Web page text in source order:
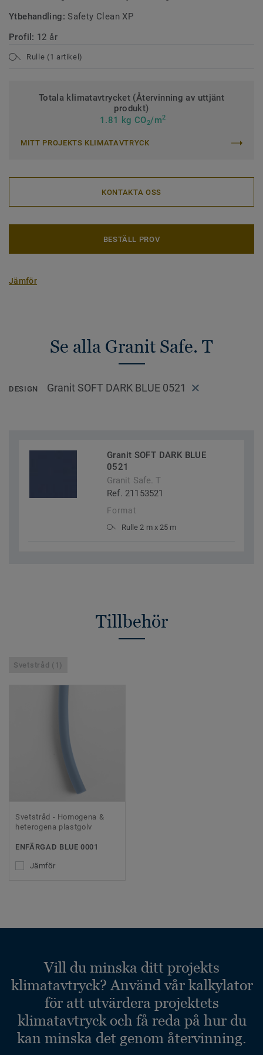
Ytbehandling:Safety Clean XP
Profil: 12 år
Rulle (1 artikel)
Totala klimatavtrycket (Återvinning av uttjänt
produkt)
1.81 kg CO2/m2
MITT PROJEKTS KLIMATAVTRYCK
KONTAKTA OSS
BESTÄLL PROV
Jämför
Se alla Granit Safe. T
DESIGN Granit SOFT DARK BLUE 0521
Granit SOFT DARK BLUE
0521
Granit Safe. T
Ref. 21153521
Format
Rulle 2 m x 25 m
Tillbehör
Svetstråd (1)
Svetstråd - Homogena &
heterogena plastgolv
ENFÄRGAD BLUE 0001
Jämför
Vill du minska ditt projekts
klimatavtryck? Använd vår kalkylator
för att utvärdera projektets
klimatavtryck och få reda på hur du
kan minska det genom återvinning.